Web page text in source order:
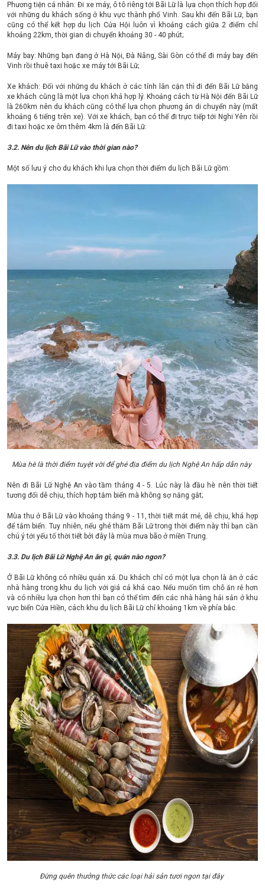
Phương tiện cá nhân: Đi xe máy, ô tô riêng tới Bãi Lữ là lựa chọn thích hợp đối
với những du khách sống ở khu vực thành phố Vinh. Sau khi đến Bãi Lữ, bạn
cũng có thể kết hợp du lịch Cửa Hội luôn vì khoảng cách giữa 2 điểm chỉ
khoảng 22km, thời gian di chuyển khoảng 30 - 40 phút;
Máy bay: Những bạn đang ở Hà Nội, Đà Nẵng, Sài Gòn có thể đi máy bay đến
Vinh rồi thuê taxi hoặc xe máy tới Bãi Lữ;
Xe khách: Đối với những du khách ở các tỉnh lân cận thì đi đến Bãi Lữ bằng
xe khách cũng là một lựa chọn khá hợp lý. Khoảng cách từ Hà Nội đến Bãi Lữ
là 260km nên du khách cũng có thể lựa chọn phương án di chuyển này (mất
khoảng 6 tiếng trên xe). Với xe khách, bạn có thể đi trực tiếp tới Nghi Yên rồi
đi taxi hoặc xe ôm thêm 4km là đến Bãi Lữ.
3.2. Nên du lịch Bãi Lữ vào thời gian nào?
Một số lưu ý cho du khách khi lựa chọn thời điểm du lịch Bãi Lữ gồm:
Mùa hè là thời điểm tuyệt vời để ghé địa điểm du lịch Nghệ An hấp dẫn này
Nên đi Bãi Lữ Nghệ An vào tầm tháng 4 - 5. Lúc này là đầu hè nên thời tiết
tương đối dễ chịu, thích hợp tắm biển mà không sợ nắng gắt;
Mùa thu ở Bãi Lữ vào khoảng tháng 9 - 11, thời tiết mát mẻ, dễ chịu, khá hợp
để tắm biển. Tuy nhiên, nếu ghé thăm Bãi Lữ trong thời điểm này thì bạn cần
chú ý tới yếu tố thời tiết bởi đây là mùa mưa bão ở miền Trung.
3.3. Du lịch Bãi Lữ Nghệ An ăn gì, quán nào ngon?
Ở Bãi Lữ không có nhiều quán xá. Du khách chỉ có một lựa chọn là ăn ở các
nhà hàng trong khu du lịch với giá cả khá cao. Nếu muốn tìm chỗ ăn rẻ hơn
và có nhiều lựa chọn hơn thì bạn có thể tìm đến các nhà hàng hải sản ở khu
vực biển Cửa Hiền, cách khu du lịch Bãi Lữ chỉ khoảng 1km về phía bắc.
Đừng quên thưởng thức các loại hải sản tươi ngon tại đây